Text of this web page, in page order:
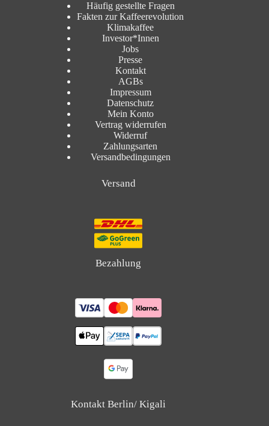
Häufig gestellte Fragen
Fakten zur Kaffeerevolution
Klimakaffee
Investor*Innen
Jobs
Presse
Kontakt
AGBs
Impressum
Datenschutz
Mein Konto
Vertrag widerrufen
Widerruf
Zahlungsarten
Versandbedingungen
Versand
Bezahlung
Kontakt Berlin/ Kigali